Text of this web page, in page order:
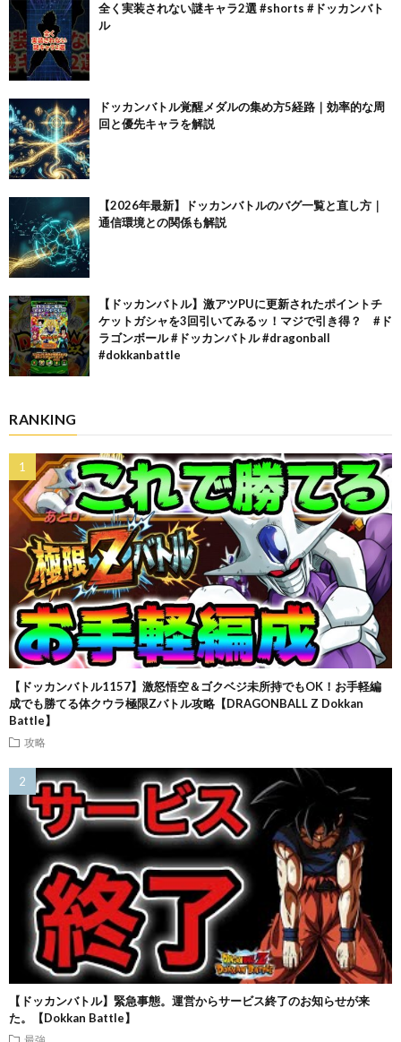
全く実装されない謎キャラ2選 #shorts #ドッカンバト
ル
ドッカンバトル覚醒メダルの集め方5経路｜効率的な周
回と優先キャラを解説
【2026年最新】ドッカンバトルのバグ一覧と直し方｜
通信環境との関係も解説
【ドッカンバトル】激アツPUに更新されたポイントチ
ケットガシャを3回引いてみるッ！マジで引き得？ #ド
ラゴンボール #ドッカンバトル #dragonball
#dokkanbattle
RANKING
【ドッカンバトル1157】激怒悟空＆ゴクベジ未所持でもOK！お手軽編
成でも勝てる体クウラ極限Zバトル攻略【DRAGONBALL Z Dokkan
Battle】
攻略
【ドッカンバトル】緊急事態。運営からサービス終了のお知らせが来
た。【Dokkan Battle】
最強